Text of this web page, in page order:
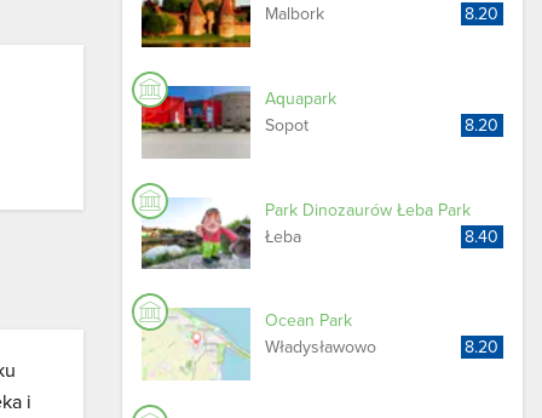
i
Malbork
8.20
Aquapark
Sopot
8.20
Park Dinozaurów Łeba Park
Łeba
8.40
Ocean Park
Władysławowo
8.20